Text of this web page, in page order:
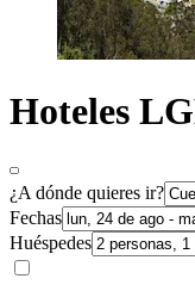
Hoteles
¿A dónde quieres ir?
Fechas
Huéspedes